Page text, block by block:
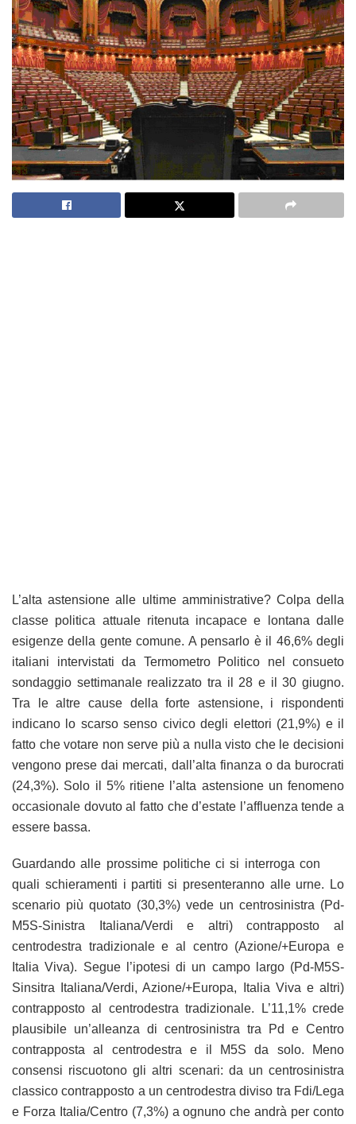
L’alta astensione alle ultime amministrative? Colpa della
classe politica attuale ritenuta incapace e lontana dalle
esigenze della gente comune. A pensarlo è il 46,6% degli
italiani intervistati da Termometro Politico nel consueto
sondaggio settimanale realizzato tra il 28 e il 30 giugno.
Tra le altre cause della forte astensione, i rispondenti
indicano lo scarso senso civico degli elettori (21,9%) e il
fatto che votare non serve più a nulla visto che le decisioni
vengono prese dai mercati, dall’alta finanza o da burocrati
(24,3%). Solo il 5% ritiene l’alta astensione un fenomeno
occasionale dovuto al fatto che d’estate l’affluenza tende a
essere bassa.
Guardando alle prossime politiche ci si interroga con
quali schieramenti i partiti si presenteranno alle urne. Lo
scenario più quotato (30,3%) vede un centrosinistra (Pd-
M5S-Sinistra Italiana/Verdi e altri) contrapposto al
centrodestra tradizionale e al centro (Azione/+Europa e
Italia Viva). Segue l’ipotesi di un campo largo (Pd-M5S-
Sinsitra Italiana/Verdi, Azione/+Europa, Italia Viva e altri)
contrapposto al centrodestra tradizionale. L’11,1% crede
plausibile un’alleanza di centrosinistra tra Pd e Centro
contrapposta al centrodestra e il M5S da solo. Meno
consensi riscuotono gli altri scenari: da un centrosinistra
classico contrapposto a un centrodestra diviso tra Fdi/Lega
e Forza Italia/Centro (7,3%) a ognuno che andrà per conto